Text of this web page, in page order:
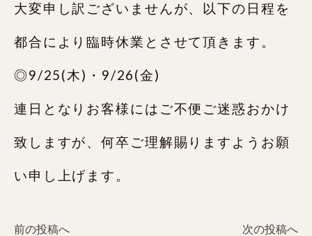
大変申し訳ございませんが、以下の日程を
都合により臨時休業とさせて頂きます。
◎9/25(木)・9/26(金)
連日となりお客様にはご不便ご迷惑おかけ
致しますが、何卒ご理解賜りますようお願
い申し上げます。
前の投稿へ 次の投稿へ